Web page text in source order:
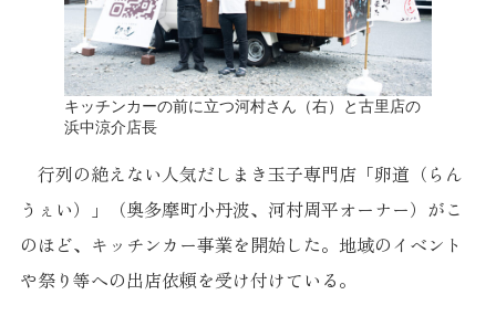
キッチンカーの前に立つ河村さん（右）と古里店の
浜中涼介店長
行列の絶えない人気だしまき玉子専門店「卵道（らん
うぇい）」（奥多摩町小丹波、河村周平オーナー）がこ
のほど、キッチンカー事業を開始した。地域のイベント
や祭り等への出店依頼を受け付けている。